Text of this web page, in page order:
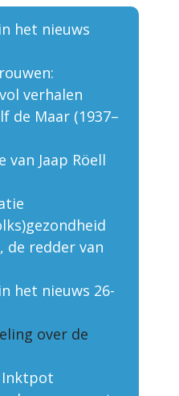
het nieuws
verhalen
de Maar (1937–
van Jaap Röell
de redder van
het nieuws 26-
over de
Inktpot